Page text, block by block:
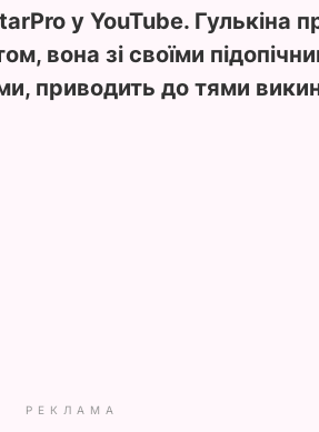
у YouTube. Гулькіна
вона зі своїми
приводить до тями
РЕКЛАМА